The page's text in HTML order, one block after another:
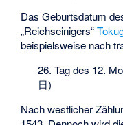
Das Geburtsdatum
„Reichseinigers“
beispielsweise nach
26. Tag des 12.
日)
Nach westlicher